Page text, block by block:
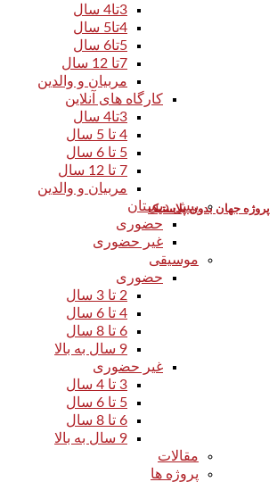
3تا4 سال
4تا5 سال
5تا6 سال
7تا 12 سال
مربیان و والدین
کارگاه های آنلاین
3تا4 سال
4 تا 5 سال
5 تا 6 سال
7 تا 12 سال
مربیان و والدین
پیش دبستان
حضوری
غیر حضوری
موسیقی
حضوری
2 تا 3 سال
4 تا 6 سال
6 تا 8 سال
9 سال به بالا
غیر حضوری
3 تا 4 سال
5 تا 6 سال
6 تا 8 سال
9 سال به بالا
مقالات
پروژه ها
پروژه جهان بدون پلاستیک